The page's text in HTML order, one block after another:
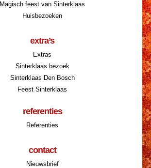
Magisch feest van Sinterklaas
Huisbezoeken
extra’s
Extras
Sinterklaas bezoek
Sinterklaas Den Bosch
Feest Sinterklaas
referenties
Referenties
contact
Nieuwsbrief